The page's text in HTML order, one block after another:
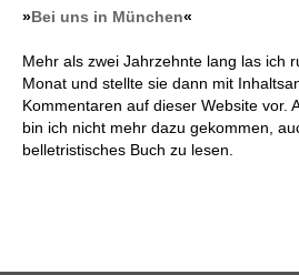
»Bei uns in München«
Mehr als zwei Jahrzehnte lang las ich
Monat und stellte sie dann mit
Kommentaren auf dieser Website vor.
bin ich nicht mehr dazu gekommen,
belletristisches Buch zu lesen.